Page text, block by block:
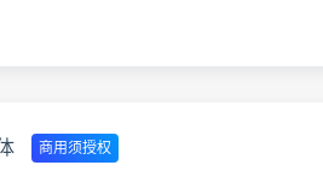
商用须授权